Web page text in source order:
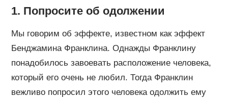
1. Попросите об одолжении
Мы говорим об эффекте, известном как эффект
Бенджамина Франклина. Однажды Франклину
понадобилось завоевать расположение человека,
который его очень не любил. Тогда Франклин
вежливо попросил этого человека одолжить ему